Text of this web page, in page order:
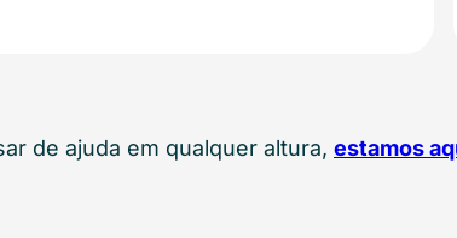
de ajuda em qualquer altura, estamos